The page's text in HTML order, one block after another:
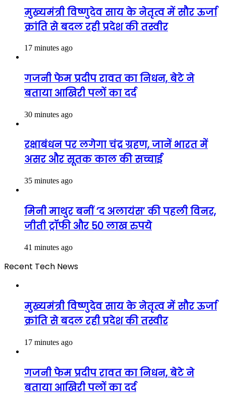
मुख्यमंत्री विष्णुदेव साय के नेतृत्व में सौर ऊर्जा
क्रांति से बदल रही प्रदेश की तस्वीर
17 minutes ago
गजनी फेम प्रदीप रावत का निधन, बेटे ने
बताया आखिरी पलों का दर्द
30 minutes ago
रक्षाबंधन पर लगेगा चंद्र ग्रहण, जानें भारत में
असर और सूतक काल की सच्चाई
35 minutes ago
मिनी माथुर बनीं ‘द अलायंस’ की पहली विनर,
जीती ट्रॉफी और 50 लाख रुपये
41 minutes ago
Recent Tech News
मुख्यमंत्री विष्णुदेव साय के नेतृत्व में सौर ऊर्जा
क्रांति से बदल रही प्रदेश की तस्वीर
17 minutes ago
गजनी फेम प्रदीप रावत का निधन, बेटे ने
बताया आखिरी पलों का दर्द